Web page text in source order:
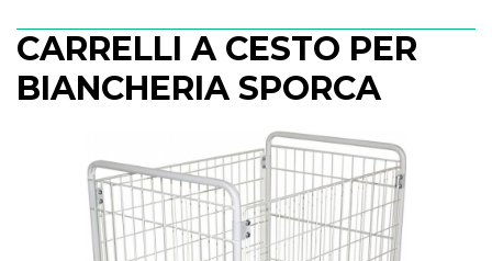
CARRELLI A CESTO PER
BIANCHERIA SPORCA